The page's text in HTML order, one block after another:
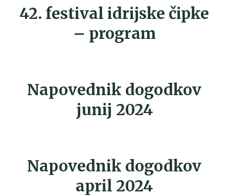
42. festival idrijske čipke
– program
Napovednik dogodkov
junij 2024
Napovednik dogodkov
april 2024